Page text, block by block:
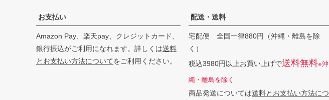
お支払い
Amazon Pay、楽天pay、クレジットカード、
銀行振込がご利用になれます。詳しくは送料
とお支払い方法についてをご利用ください。
配送・送料
宅配便 全国一律880円（沖縄・離島を除
く）
税込3980円以上お買い上げで送料無料※沖
縄・離島を除く
商品発送については送料とお支払い方法につ